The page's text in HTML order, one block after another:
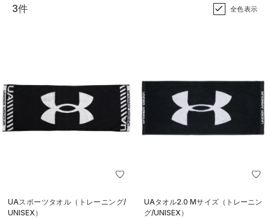
3件 全色表示
UAスポーツタオル（トレーニング/
UNISEX）
UAタオル2.0 Mサイズ（トレーニン
グ/UNISEX）